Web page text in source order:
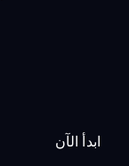
ابدأ الآن